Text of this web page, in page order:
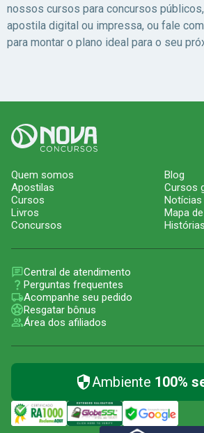
nossos cursos para concursos
apostila digital ou impressa, ou fale
para montar o plano ideal para o seu
Quem somos
Apostilas
Cursos
Livros
Concursos
Blog
Cursos
Notícias
Mapa
Central de atendimento
Perguntas frequentes
Acompanhe seu pedido
Resgatar bônus
Área dos afiliados
Ambiente 100%